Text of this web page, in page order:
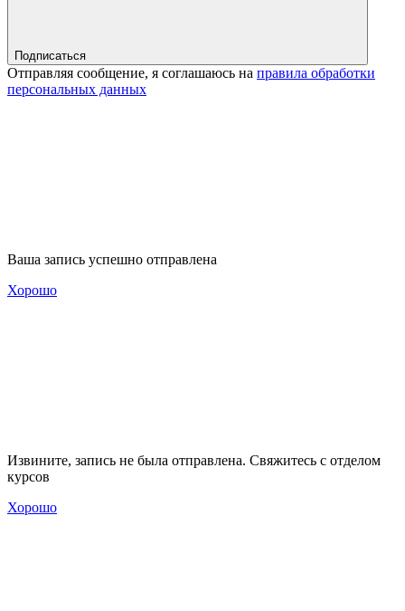
Подписаться
Отправляя сообщение, я соглашаюсь на правила обработки
персональных данных
Ваша запись успешно отправлена
Хорошо
Извините, запись не была отправлена. Свяжитесь с отделом
курсов
Хорошо